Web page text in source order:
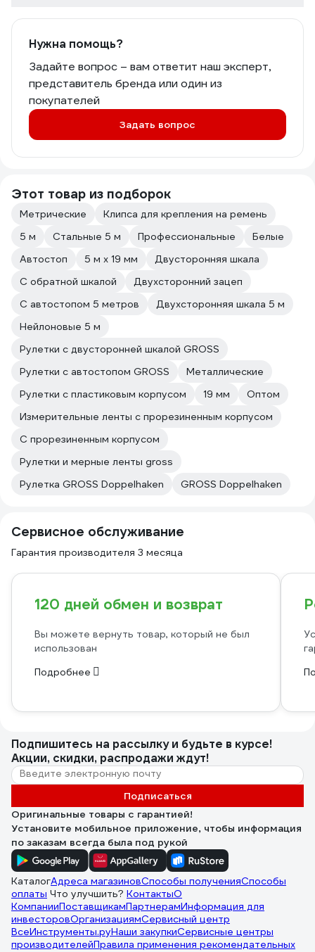
Нужна помощь?
Задайте вопрос – вам ответит наш эксперт,
представитель бренда или один из
покупателей
Задать вопрос
Этот товар из подборок
Метрические
Клипса для крепления на ремень
5 м
Стальные 5 м Профессиональные
Белые
Автостоп
5 м х 19 мм
Двусторонняя шкала
С обратной шкалой
Двухсторонний зацеп
С автостопом 5 метров
Двухсторонняя шкала 5 м
Нейлоновые 5 м
Рулетки с двусторонней шкалой GROSS
Рулетки с автостопом GROSS
Металлические
Рулетки с пластиковым корпусом
19 мм
Оптом
Измерительные ленты с прорезиненным корпусом
С прорезиненным корпусом
Рулетки и мерные ленты gross
Рулетка GROSS Doppelhaken
GROSS Doppelhaken
Сервисное обслуживание
Гарантия производителя 3 месяца
120 дней обмен и возврат
Вы можете вернуть товар, который не был
использован
Подробнее
Подпишитесь на рассылкуи будьте в курсе!
Акции, скидки, распродажи ждут!
Подписаться
Оригинальные товары с гарантией!
Установите мобильное приложение, чтобы информация
по заказам всегда была под рукой
КаталогАдреса магазиновСпособы полученияСпособы
оплаты Что улучшить? КонтактыО
КомпанииПоставщикамПартнерамИнформация для
инвесторовОрганизациямСервисный центр
ВсеИнструменты.руНаши закупкиСервисные центры
производителейПравила применения рекомендательных